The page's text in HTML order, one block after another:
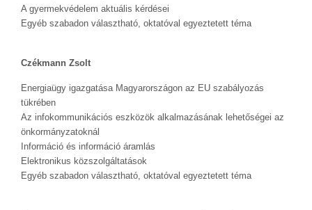
A gyermekvédelem aktuális kérdései
Egyéb szabadon választható, oktatóval egyeztetett téma
Czékmann Zsolt
Energiaügy igazgatása Magyarországon az EU szabályozás
tükrében
Az infokommunikációs eszközök alkalmazásának lehetőségei az
önkormányzatoknál
Információ és információ áramlás
Elektronikus közszolgáltatások
Egyéb szabadon választható, oktatóval egyeztetett téma